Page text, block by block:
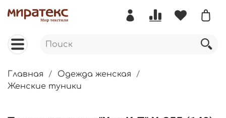
Главная
Одежда женская
Женские туники